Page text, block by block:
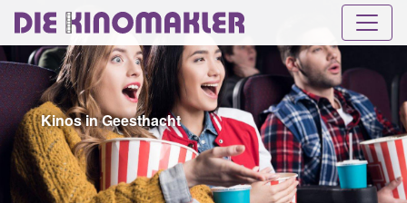
Kinos in Geesthacht